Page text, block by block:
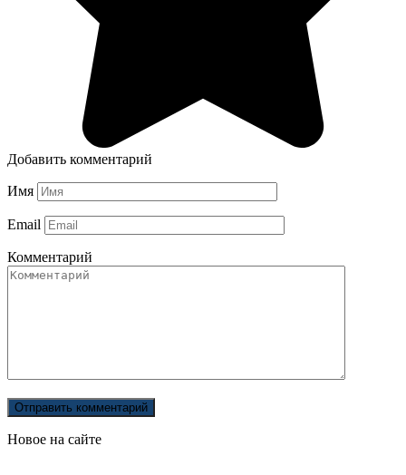
Добавить комментарий
Имя
Email
Комментарий
Новое на сайте